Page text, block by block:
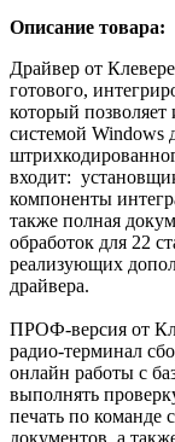
Описание товара:
Драйвер от
готового,
который
системой Windows
входит:
компоненты
также полная
обработок для 22
реализующих
драйвера.
ПРОФ-версия от
радио-терминал
онлайн работы с
выполнять
печать по команде